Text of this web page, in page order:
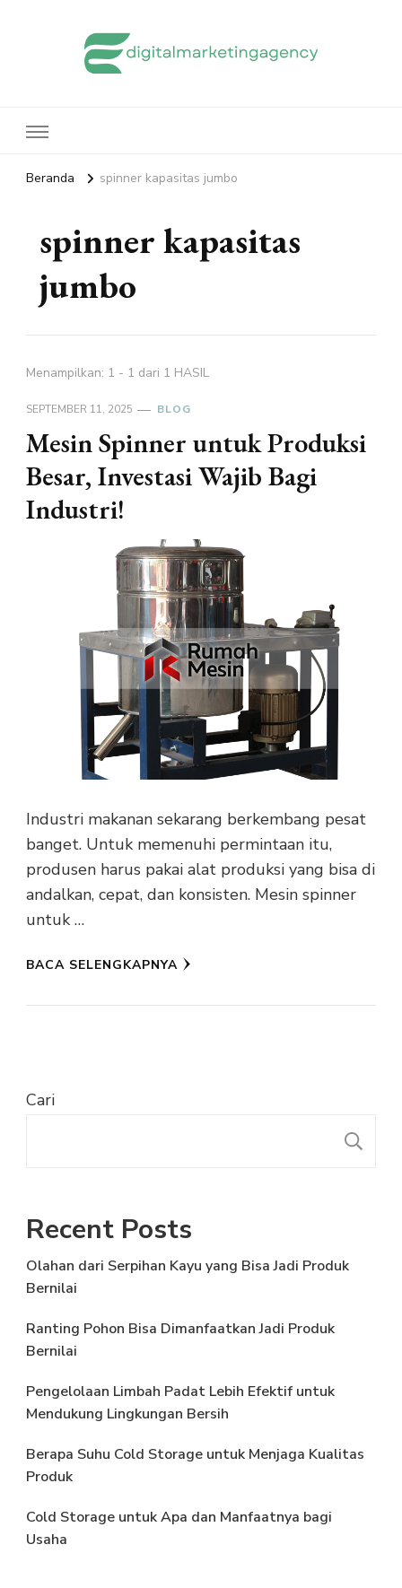
Beranda spinner kapasitas jumbo
spinner kapasitas
jumbo
Menampilkan: 1 - 1 dari 1 HASIL
SEPTEMBER 11, 2025 BLOG
Mesin Spinner untuk Produksi
Besar, Investasi Wajib Bagi
Industri!
Industri makanan sekarang berkembang pesat
banget. Untuk memenuhi permintaan itu,
produsen harus pakai alat produksi yang bisa di
andalkan, cepat, dan konsisten. Mesin spinner
untuk …
BACA SELENGKAPNYA
Cari
Recent Posts
Olahan dari Serpihan Kayu yang Bisa Jadi Produk
Bernilai
Ranting Pohon Bisa Dimanfaatkan Jadi Produk
Bernilai
Pengelolaan Limbah Padat Lebih Efektif untuk
Mendukung Lingkungan Bersih
Berapa Suhu Cold Storage untuk Menjaga Kualitas
Produk
Cold Storage untuk Apa dan Manfaatnya bagi
Usaha